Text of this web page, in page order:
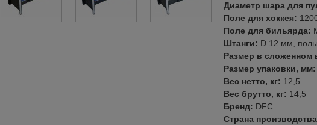
Диаметр шара для
Поле для хоккея:
Поле для бильярда:
Штанги: D 12 мм,
Размер в
Размер упаковки,
Вес нетто, кг: 12,5
Вес брутто, кг: 14,5
Бренд: DFC
Страна